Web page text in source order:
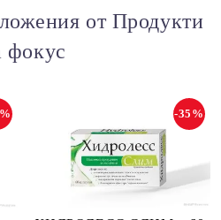
от Продукти
фокус
-35%